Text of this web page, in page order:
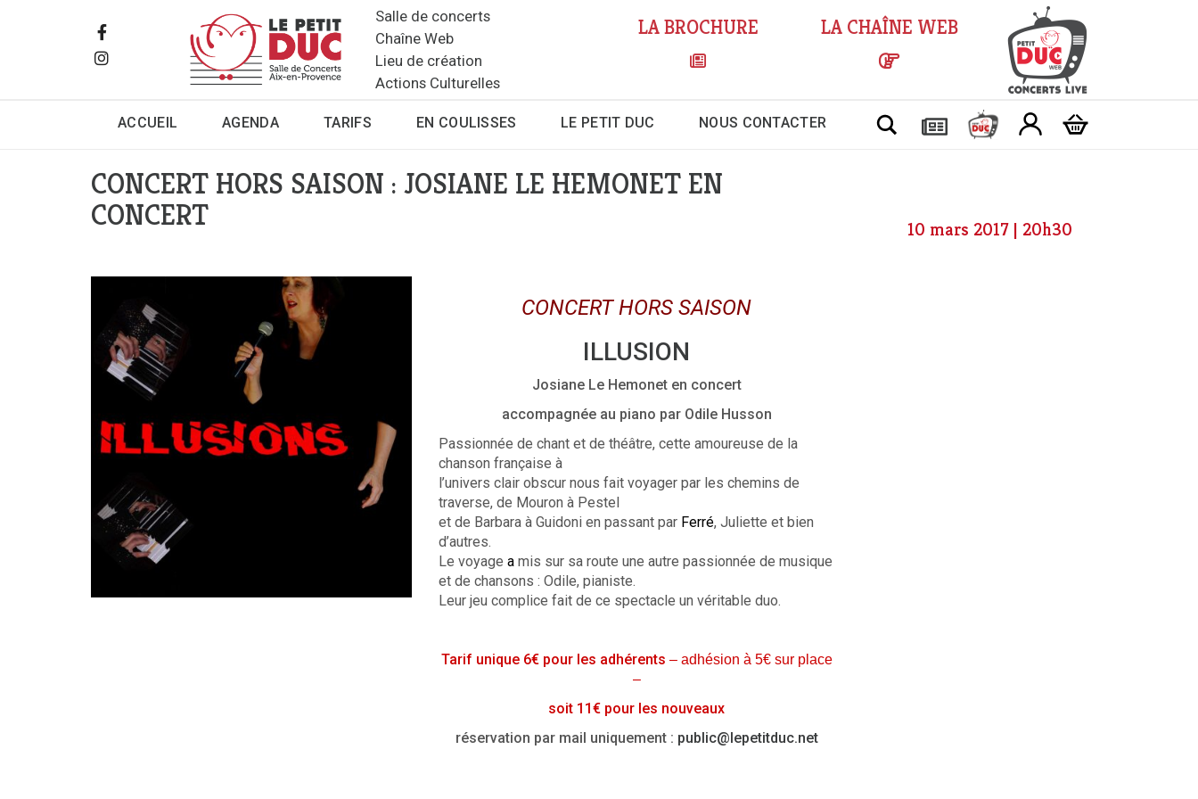
Salle de concerts
Chaîne Web
Lieu de création
Actions Culturelles
LA BROCHURE LA CHAÎNE WEB
ACCUEIL AGENDA TARIFS EN COULISSES LE PETIT DUC NOUS CONTACTER Chercher
CONCERT HORS SAISON : JOSIANE LE HEMONET EN
CONCERT
10 mars 2017 | 20h30
CONCERT HORS SAISON
ILLUSION
Josiane Le Hemonet en concert
accompagnée au piano par Odile Husson
Passionnée de chant et de théâtre, cette amoureuse de la
chanson française à
l’univers clair obscur nous fait voyager par les chemins de
traverse, de Mouron à Pestel
et de Barbara à Guidoni en passant par Ferré, Juliette et bien
d’autres.
Le voyage a mis sur sa route une autre passionnée de musique
et de chansons : Odile, pianiste.
Leur jeu complice fait de ce spectacle un véritable duo.
Tarif unique 6€ pour les adhérents – adhésion à 5€ sur place
–
soit 11€ pour les nouveaux
réservation par mail uniquement : public@lepetitduc.net